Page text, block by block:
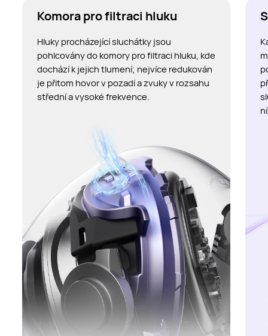
Komora pro filtraci hluku
Hluky procházející sluchátky jsou
pohlcovány do komory pro filtraci hluku, kde
dochází k jejich tlumení; nejvíce redukován
je přitom hovor v pozadí a zvuky v rozsahu
střední a vysoké frekvence.